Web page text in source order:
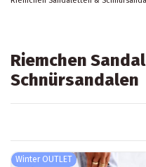
Riemchen
Schnürsandalen
Winter OUTLET